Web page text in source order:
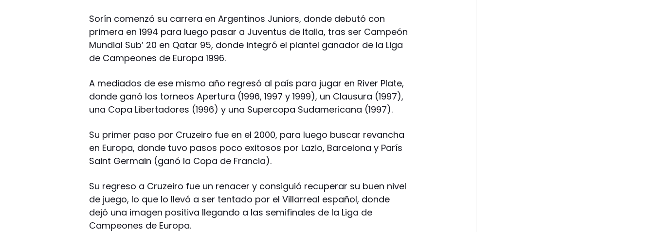
Sorín comenzó su carrera en Argentinos Juniors, donde debutó con
primera en 1994 para luego pasar a Juventus de Italia, tras ser Campeón
Mundial Sub’ 20 en Qatar 95, donde integró el plantel ganador de la Liga
de Campeones de Europa 1996.
A mediados de ese mismo año regresó al país para jugar en River Plate,
donde ganó los torneos Apertura (1996, 1997 y 1999), un Clausura (1997),
una Copa Libertadores (1996) y una Supercopa Sudamericana (1997).
Su primer paso por Cruzeiro fue en el 2000, para luego buscar revancha
en Europa, donde tuvo pasos poco exitosos por Lazio, Barcelona y París
Saint Germain (ganó la Copa de Francia).
Su regreso a Cruzeiro fue un renacer y consiguió recuperar su buen nivel
de juego, lo que lo llevó a ser tentado por el Villarreal español, donde
dejó una imagen positiva llegando a las semifinales de la Liga de
Campeones de Europa.